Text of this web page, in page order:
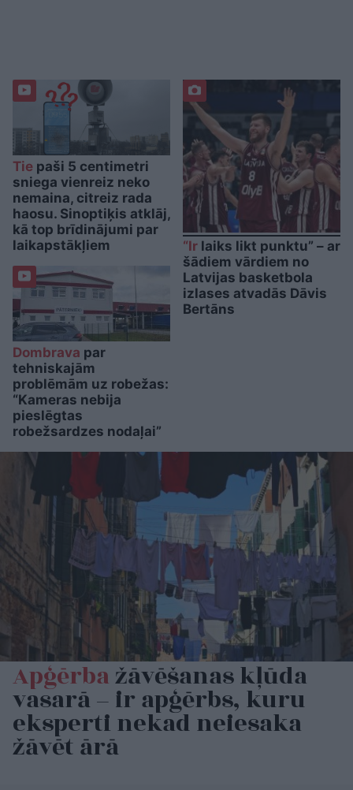
Tie paši 5 centimetri
sniega vienreiz neko
nemaina, citreiz rada
haosu. Sinoptiķis atklāj,
kā top brīdinājumi par
laikapstākļiem
Dombrava par
tehniskajām
problēmām uz robežas:
“Kameras nebija
pieslēgtas
robežsardzes nodaļai”
“Ir laiks likt punktu” – ar
šādiem vārdiem no
Latvijas basketbola
izlases atvadās Dāvis
Bertāns
Apģērbažāvēšanas kļūda
vasarā – ir apģērbs, kuru
eksperti nekad neiesaka
žāvēt ārā